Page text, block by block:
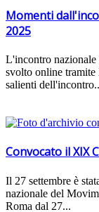
Momenti
2025
L'incontro nazionale
svolto online
salienti
Convocato il XIX
Il 27 settembre è
nazionale del
Roma dal 27...